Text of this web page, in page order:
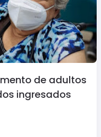
de adultos
ingresados